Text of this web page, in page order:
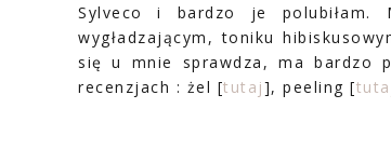
Sylveco i bardzo je polubiłam.
wygładzającym, toniku
się u mnie sprawdza, ma bardzo
recenzjach : żel [tutaj], peeling [